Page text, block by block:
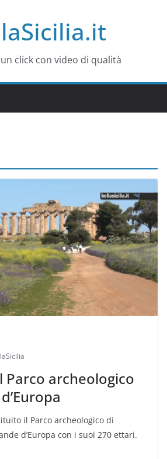
click con video di qualità
Parco archeologico
il Parco archeologico di
d’Europa con i suoi 270 ettari.